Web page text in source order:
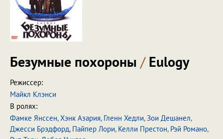
Безумные похороны /Eulogy
Режиссер:
Майкл Клэнси
В ролях:
Фамке Янссен,Хэнк Азария, Гленн Хедли,Зои Дешанел,
Джесси Брэдфорд, Пайпер Лори, Келли Престон, Рэй Романо,